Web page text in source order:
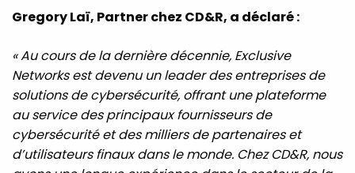
Gregory Laï, Partner chez CD&R, a déclaré :
« Au cours de la dernière décennie, Exclusive
Networks est devenu un leader des entreprises de
solutions de cybersécurité, offrant une plateforme
au service des principaux fournisseurs de
cybersécurité et des milliers de partenaires et
d’utilisateurs finaux dans le monde. Chez CD&R, nous